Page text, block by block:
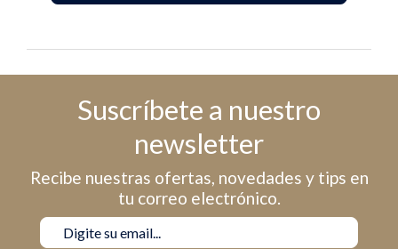
Suscríbete a nuestro
newsletter
Recibe nuestras ofertas, novedades y tips en
tu correo electrónico.